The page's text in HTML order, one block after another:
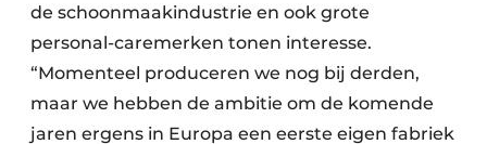
de schoonmaakindustrie en ook grote
personal-caremerken tonen interesse.
“Momenteel produceren we nog bij derden,
maar we hebben de ambitie om de komende
jaren ergens in Europa een eerste eigen fabriek